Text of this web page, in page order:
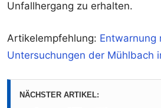
Unfallhergang zu erhalten.
Artikelempfehlung: Entwarnung
Untersuchungen der Mühlbach
NÄCHSTER ARTIKEL: